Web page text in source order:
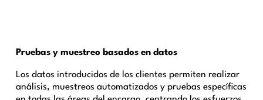
Pruebas y muestreo basados en datos
Los datos introducidos de los clientes permiten realizar
análisis, muestreos automatizados y pruebas específicas